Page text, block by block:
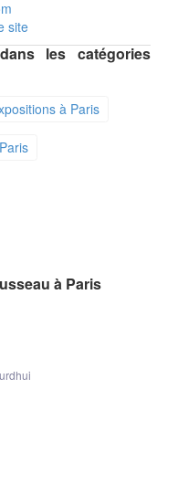
site
les catégories
à Paris
à Paris